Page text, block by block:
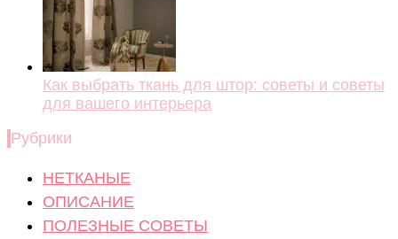
Как выбрать ткань для штор: советы и советы
для вашего интерьера
Рубрики
НЕТКАНЫЕ
ОПИСАНИЕ
ПОЛЕЗНЫЕ СОВЕТЫ